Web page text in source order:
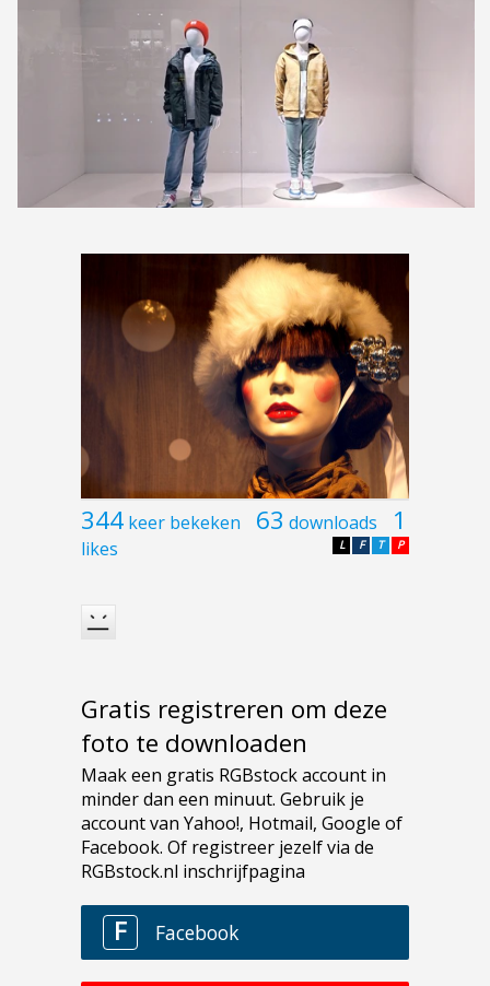
344 keer bekeken 63 downloads 1
likes P
T
F
L
Gratis registreren om deze
foto te downloaden